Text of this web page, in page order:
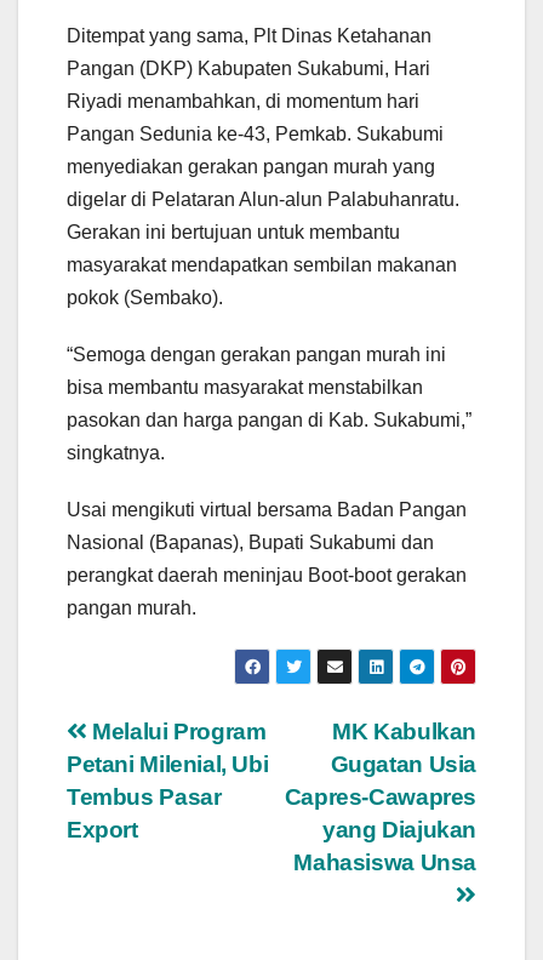
Ditempat yang sama, Plt Dinas Ketahanan
Pangan (DKP) Kabupaten Sukabumi, Hari
Riyadi menambahkan, di momentum hari
Pangan Sedunia ke-43, Pemkab. Sukabumi
menyediakan gerakan pangan murah yang
digelar di Pelataran Alun-alun Palabuhanratu.
Gerakan ini bertujuan untuk membantu
masyarakat mendapatkan sembilan makanan
pokok (Sembako).
“Semoga dengan gerakan pangan murah ini
bisa membantu masyarakat menstabilkan
pasokan dan harga pangan di Kab. Sukabumi,”
singkatnya.
Usai mengikuti virtual bersama Badan Pangan
Nasional (Bapanas), Bupati Sukabumi dan
perangkat daerah meninjau Boot-boot gerakan
pangan murah.
Navigasi
pos
MK Kabulkan
Gugatan Usia
Capres-Cawapres
yang Diajukan
Mahasiswa Unsa
Melalui Program
Petani Milenial, Ubi
Tembus Pasar
Export